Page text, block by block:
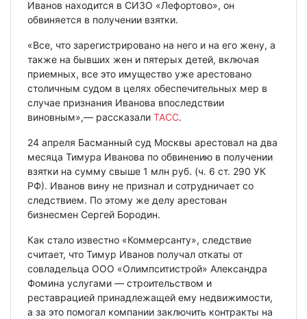
Иванов находится в СИЗО «Лефортово», он
обвиняется в получении взятки.
«Все, что зарегистрировано на него и на его жену, а
также на бывших жен и пятерых детей, включая
приемных, все это имущество уже арестовано
столичным судом в целях обеспечительных мер в
случае признания Иванова впоследствии
виновным»,— рассказали ТАСС.
24 апреля Басманный суд Москвы арестовал на два
месяца Тимура Иванова по обвинению в получении
взятки на сумму свыше 1 млн руб. (ч. 6 ст. 290 УК
РФ). Иванов вину не признал и сотрудничает со
следствием. По этому же делу арестован
бизнесмен Сергей Бородин.
Как стало известно «Коммерсанту», следствие
считает, что Тимур Иванов получал откаты от
совладельца ООО «Олимпситистрой» Александра
Фомина услугами — строительством и
реставрацией принадлежащей ему недвижимости,
а за это помогал компании заключить контракты на